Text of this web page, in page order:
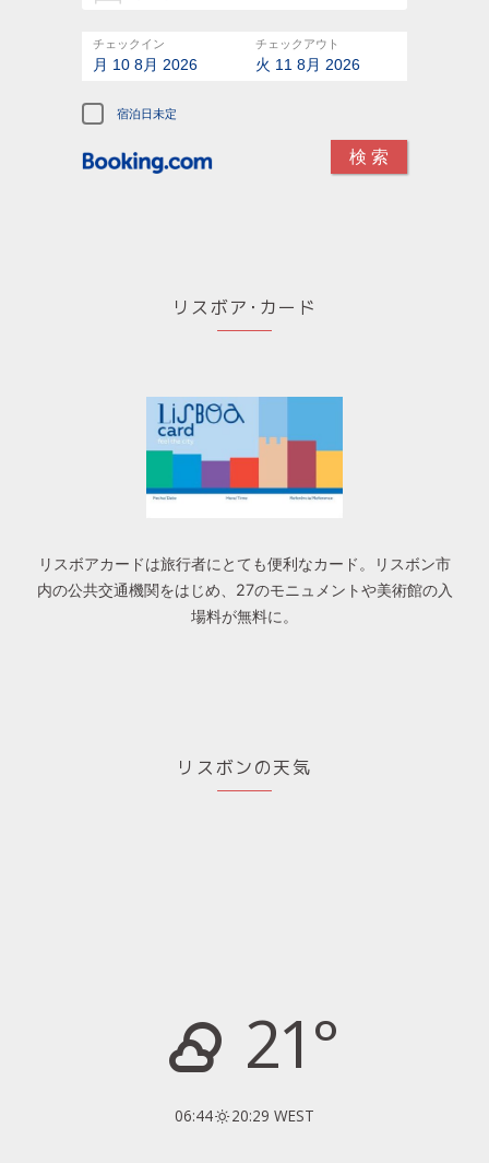
チェックイン
月 10 8月 2026
チェックアウト
火 11 8月 2026
宿泊日未定
リスボア･カード
リスボアカードは旅行者にとても便利なカード。リスボン市
内の公共交通機関をはじめ、27のモニュメントや美術館の入
場料が無料に。
リスボンの天気
21°
06:44 20:29 WEST